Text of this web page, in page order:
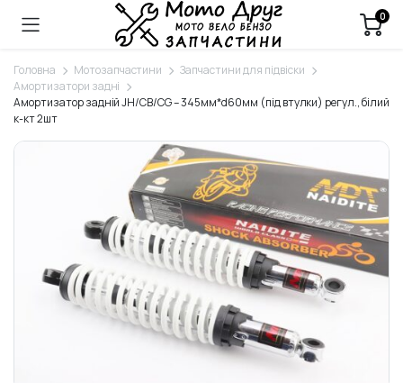
0
Головна Мотозапчастини
Запчастини для підвіски
Амортизатори задні
Амортизатор задній JH/CB/CG – 345мм*d60мм (під втулки) регул., білий
к-кт 2шт